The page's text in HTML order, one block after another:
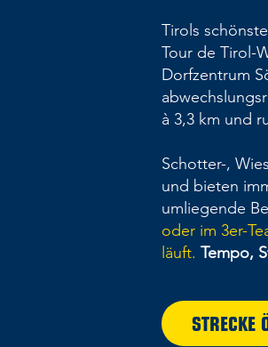
Tirols
Tour de Tirol-
Dorfzentrum
à 3,3 km und
Schotter-,
und bieten
umliegende
oder im 3er-
läuft. Tempo,
STRECKE